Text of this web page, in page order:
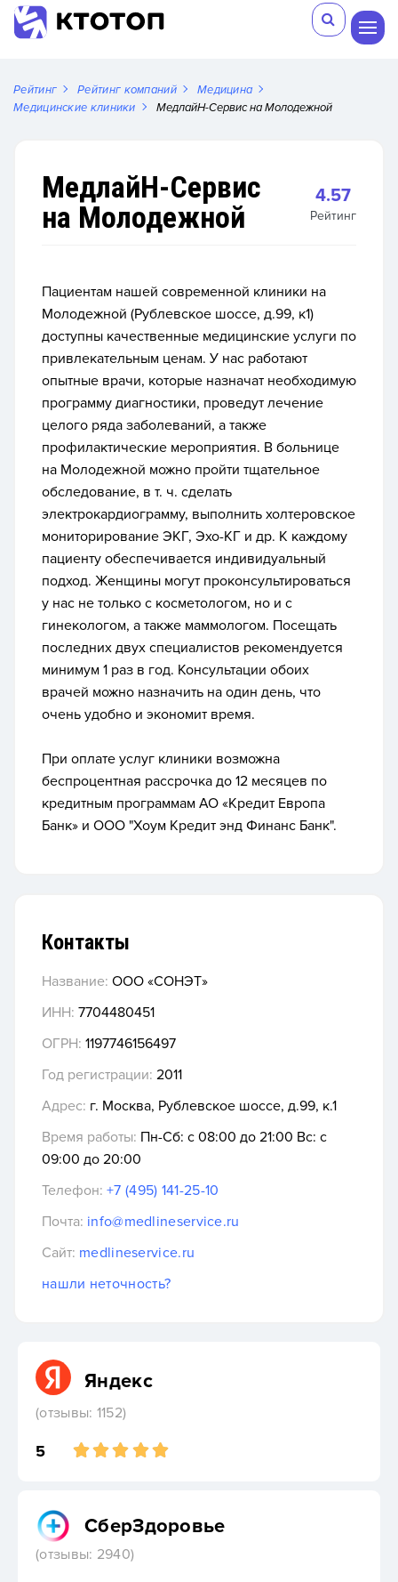
Рейтинг Рейтинг компаний
Медицина
Медицинские клиники
МедлайН-Сервис на Молодежной
МедлайН-Сервис
на Молодежной
4.57
Рейтинг
Пациентам нашей современной клиники на
Молодежной (Рублевское шоссе, д.99, к1)
доступны качественные медицинские услуги по
привлекательным ценам. У нас работают
опытные врачи, которые назначат необходимую
программу диагностики, проведут лечение
целого ряда заболеваний, а также
профилактические мероприятия. В больнице
на Молодежной можно пройти тщательное
обследование, в т. ч. сделать
электрокардиограмму, выполнить холтеровское
мониторирование ЭКГ, Эхо-КГ и др. К каждому
пациенту обеспечивается индивидуальный
подход. Женщины могут проконсультироваться
у нас не только с косметологом, но и с
гинекологом, а также маммологом. Посещать
последних двух специалистов рекомендуется
минимум 1 раз в год. Консультации обоих
врачей можно назначить на один день, что
очень удобно и экономит время.
При оплате услуг клиники возможна
беспроцентная рассрочка до 12 месяцев по
кредитным программам АО «Кредит Европа
Банк» и ООО "Хоум Кредит энд Финанс Банк".
Контакты
Название: ООО «СОНЭТ»
ИНН: 7704480451
ОГРН: 1197746156497
Год регистрации: 2011
Адрес: г. Москва, Рублевское шоссе, д.99, к.1
Время работы: Пн-Сб: с 08:00 до 21:00 Вс: с
09:00 до 20:00
Телефон: +7 (495) 141-25-10
Почта: info@medlineservice.ru
Сайт: medlineservice.ru
нашли неточность?
Яндекс
(отзывы: 1152)
5
СберЗдоровье
(отзывы: 2940)